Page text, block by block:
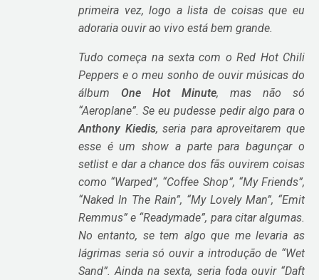
primeira vez, logo a lista de coisas que eu
adoraria ouvir ao vivo está bem grande.
Tudo começa na sexta com o Red Hot Chili
Peppers e o meu sonho de ouvir músicas do
álbum One Hot Minute, mas não só
“Aeroplane”. Se eu pudesse pedir algo para o
Anthony Kiedis, seria para aproveitarem que
esse é um show a parte para bagunçar o
setlist e dar a chance dos fãs ouvirem coisas
como “Warped”, “Coffee Shop”, “My Friends”,
“Naked In The Rain”, “My Lovely Man”, “Emit
Remmus” e “Readymade”, para citar algumas.
No entanto, se tem algo que me levaria as
lágrimas seria só ouvir a introdução de “Wet
Sand”. Ainda na sexta, seria foda ouvir “Daft